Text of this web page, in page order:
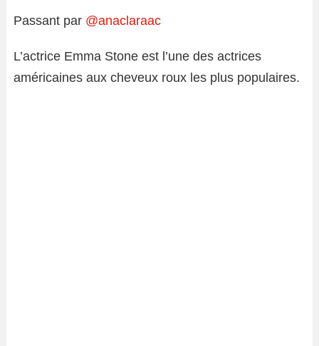
Passant par @anaclaraac
L’actrice Emma Stone est l’une des actrices
américaines aux cheveux roux les plus populaires.